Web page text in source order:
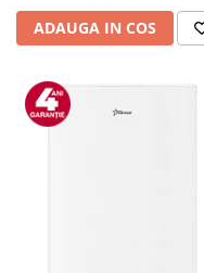
ADAUGA IN COS